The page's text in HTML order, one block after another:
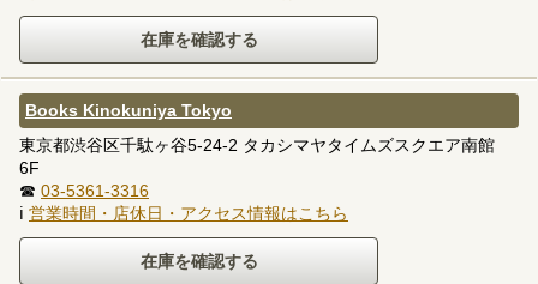
Books Kinokuniya Tokyo
東京都渋谷区千駄ヶ谷5-24-2 タカシマヤタイムズスクエア南館
6F
☎ 03-5361-3316
ℹ 営業時間・店休日・アクセス情報はこちら